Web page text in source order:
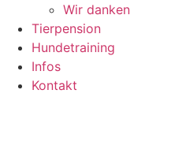
Wir danken
Tierpension
Hundetraining
Infos
Kontakt